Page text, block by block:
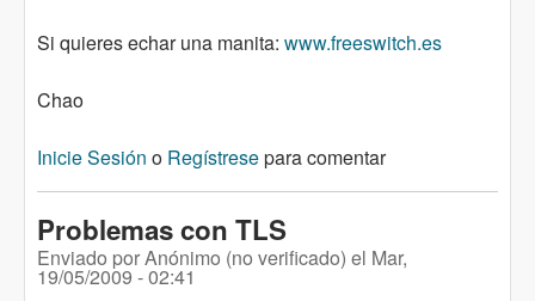
Si quieres echar una manita: www.freeswitch.es
Chao
Inicie Sesión o Regístresepara comentar
Problemas con TLS
Enviado porAnónimo (no verificado) el Mar,
19/05/2009 - 02:41